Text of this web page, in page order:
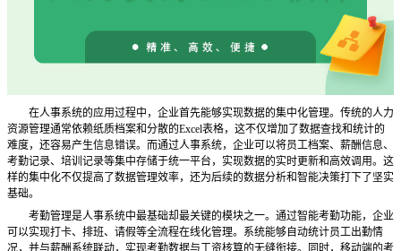
在人事系统的应用过程中，企业首先能够实现数据的集中化管理。传统的人力
资源管理通常依赖纸质档案和分散的Excel表格，这不仅增加了数据查找和统计的
难度，还容易产生信息错误。而通过人事系统，企业可以将员工档案、薪酬信息、
考勤记录、培训记录等集中存储于统一平台，实现数据的实时更新和高效调用。这
样的集中化不仅提高了数据管理效率，还为后续的数据分析和智能决策打下了坚实
基础。
考勤管理是人事系统中最基础却最关键的模块之一。通过智能考勤功能，企业
可以实现打卡、排班、请假等全流程在线化管理。系统能够自动统计员工出勤情
况，并与薪酬系统联动，实现考勤数据与工资核算的无缝衔接。同时，移动端的考